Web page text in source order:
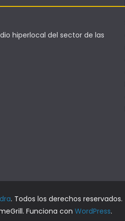
hiperlocal del sector de las
. Todos los derechos reservados.
Funciona con WordPress.